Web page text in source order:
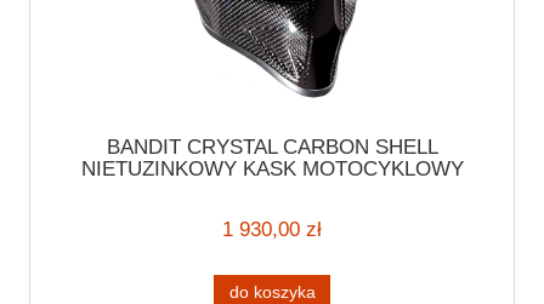
BANDIT CRYSTAL CARBON SHELL
NIETUZINKOWY KASK MOTOCYKLOWY
1 930,00 zł
do koszyka